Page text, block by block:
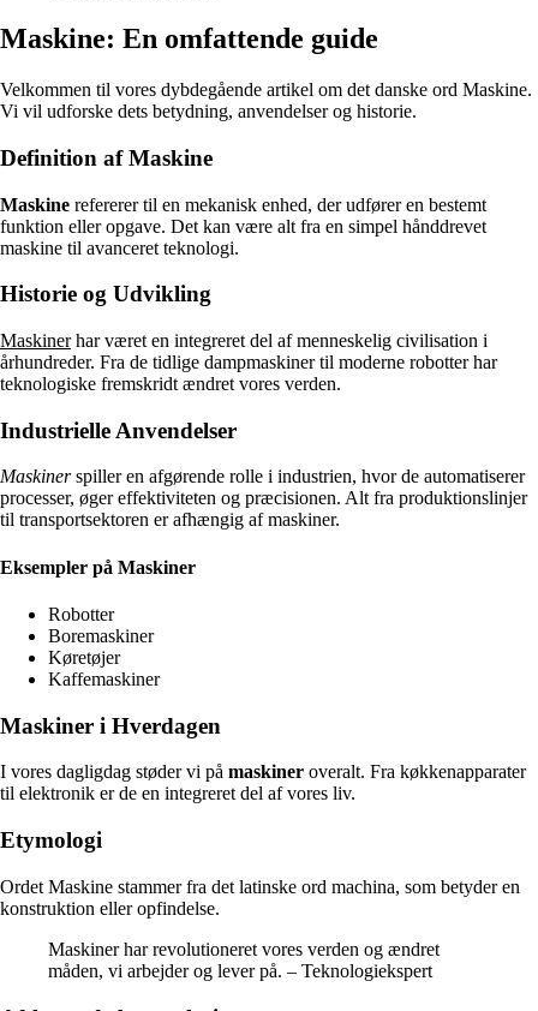
Maskine: En omfattende guide
Velkommen til vores dybdegående artikel om det danske ord Maskine.
Vi vil udforske dets betydning, anvendelser og historie.
Definition af Maskine
Maskine refererer til en mekanisk enhed, der udfører en bestemt
funktion eller opgave. Det kan være alt fra en simpel hånddrevet
maskine til avanceret teknologi.
Historie og Udvikling
Maskinerhar været en integreret del af menneskelig civilisation i
århundreder. Fra de tidlige dampmaskiner til moderne robotter har
teknologiske fremskridt ændret vores verden.
Industrielle Anvendelser
Maskinerspiller en afgørende rolle i industrien, hvor de automatiserer
processer, øger effektiviteten og præcisionen. Alt fra produktionslinjer
til transportsektoren er afhængig af maskiner.
Eksempler på Maskiner
Robotter
Boremaskiner
Køretøjer
Kaffemaskiner
Maskiner i Hverdagen
I vores dagligdag støder vi på maskiner overalt. Fra køkkenapparater
til elektronik er de en integreret del af vores liv.
Etymologi
Ordet Maskine stammer fra det latinske ord machina, som betyder en
konstruktion eller opfindelse.
Maskiner har revolutioneret vores verden og ændret
måden, vi arbejder og lever på. – Teknologiekspert